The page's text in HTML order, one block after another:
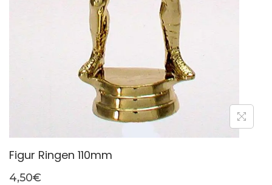
Figur Ringen 110mm
4,50€